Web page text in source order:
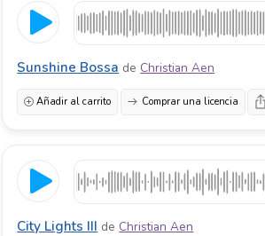
Sunshine Bossa de Christian Aen
Añadir al carrito Comprar una licencia
City Lights III de Christian Aen